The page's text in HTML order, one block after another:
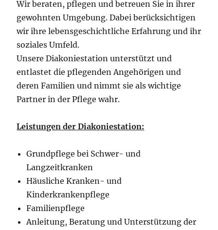
Wir beraten, pflegen und betreuen Sie in ihrer
gewohnten Umgebung. Dabei berücksichtigen
wir ihre lebensgeschichtliche Erfahrung und ihr
soziales Umfeld.
Unsere Diakoniestation unterstützt und
entlastet die pflegenden Angehörigen und
deren Familien und nimmt sie als wichtige
Partner in der Pflege wahr.
Leistungen der Diakoniestation:
Grundpflege bei Schwer- und
Langzeitkranken
Häusliche Kranken- und
Kinderkrankenpflege
Familienpflege
Anleitung, Beratung und Unterstützung der